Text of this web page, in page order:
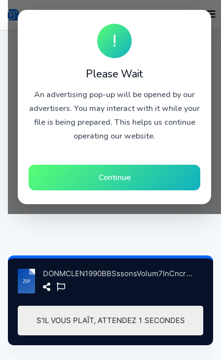
!
Please Wait
An advertising pop-up will be opened by our
advertisers. You may interact with it while your
file is being prepared. This helps us continue
operating our website.
Continue
DONMCLEN1990BBSssonsVolum7InCncrtCmbrdgFlkFstvlChrryHntnHllGrndsCmbrdgBrtin, 7-28-1990 atse.zip
S'IL VOUS PLAÎT, ATTENDEZ 1 SECONDES